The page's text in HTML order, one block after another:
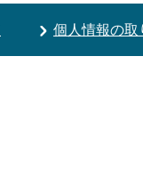
個人情報の取